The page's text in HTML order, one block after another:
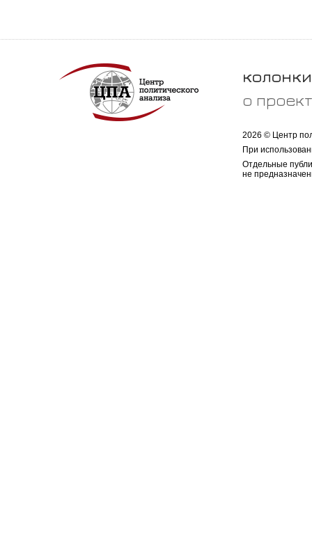
колонки
о
2026 © Центр
При
Отдельные
не